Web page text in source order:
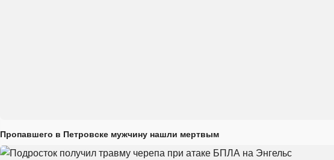
Пропавшего в Петровске мужчину нашли мертвым